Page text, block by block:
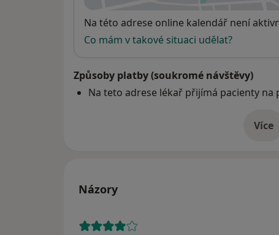
Dostupnost
Na této adrese online kalendář není
Co mám v takové situaci udělat?
Způsoby platby (soukromé návštěvy)
Na teto adrese lékař přijímá pacienty na
Více
o
Názory